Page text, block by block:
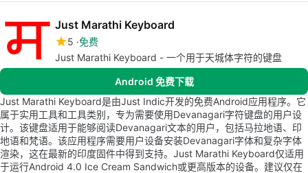
Just Marathi Keyboard
5 免费
Just Marathi Keyboard - 一个用于天城体字符的键盘
Android 免费下载
Just Marathi Keyboard是由Just Indic开发的免费Android应用程序。它
属于实用工具和工具类别，专为需要使用Devanagari字符键盘的用户设
计。该键盘适用于能够阅读Devanagari文本的用户，包括马拉地语、印
地语和梵语。该应用程序需要用户设备安装Devanagari字体和复杂字体
渲染，这在最新的印度固件中得到支持。Just Marathi Keyboard仅适用
于运行Android 4.0 Ice Cream Sandwich或更高版本的设备。建议仅在